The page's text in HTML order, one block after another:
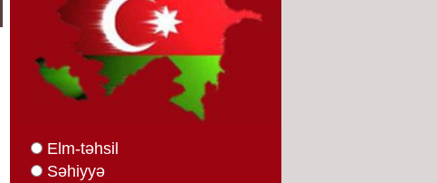
Elm-təhsil
Səhiyyə